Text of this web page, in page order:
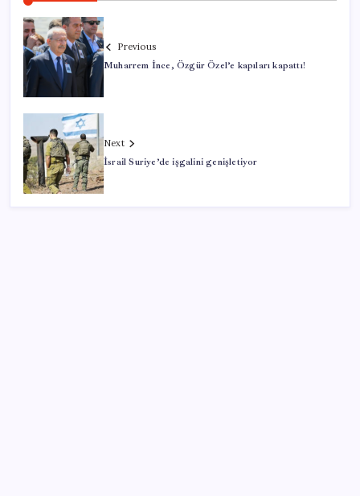
Previous
Muharrem İnce, Özgür Özel’e kapıları kapattı!
Next
İsrail Suriye’de işgalini genişletiyor